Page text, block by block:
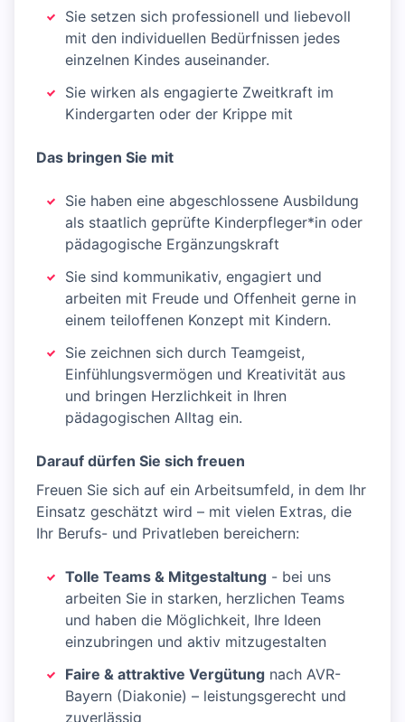
Sie setzen sich professionell und liebevoll
mit den individuellen Bedürfnissen jedes
einzelnen Kindes auseinander.
Sie wirken als engagierte Zweitkraft im
Kindergarten oder der Krippe mit
Das bringen Sie mit
Sie haben eine abgeschlossene Ausbildung
als staatlich geprüfte Kinderpfleger*in oder
pädagogische Ergänzungskraft
Sie sind kommunikativ, engagiert und
arbeiten mit Freude und Offenheit gerne in
einem teiloffenen Konzept mit Kindern.
Sie zeichnen sich durch Teamgeist,
Einfühlungsvermögen und Kreativität aus
und bringen Herzlichkeit in Ihren
pädagogischen Alltag ein.
Darauf dürfen Sie sich freuen
Freuen Sie sich auf ein Arbeitsumfeld, in dem Ihr
Einsatz geschätzt wird – mit vielen Extras, die
Ihr Berufs- und Privatleben bereichern:
Tolle Teams & Mitgestaltung - bei uns
arbeiten Sie in starken, herzlichen Teams
und haben die Möglichkeit, Ihre Ideen
einzubringen und aktiv mitzugestalten
Faire & attraktive Vergütung nach AVR-
Bayern (Diakonie) – leistungsgerecht und
zuverlässig